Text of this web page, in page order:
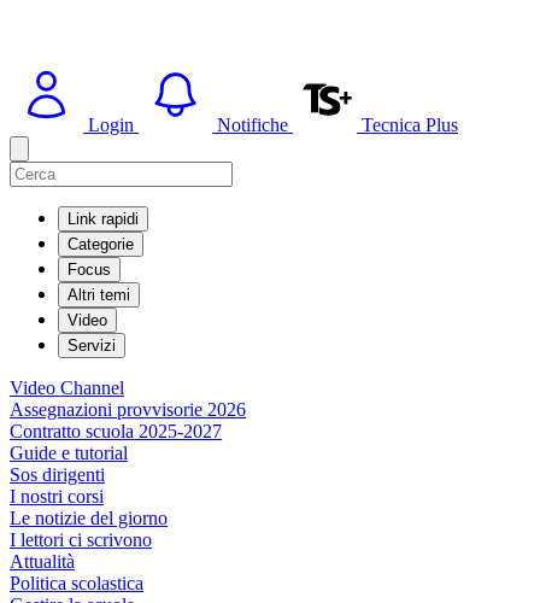
Login Notifiche Tecnica Plus
Link rapidi
Categorie
Focus
Altri temi
Video
Servizi
Video Channel
Assegnazioni provvisorie 2026
Contratto scuola 2025-2027
Guide e tutorial
Sos dirigenti
I nostri corsi
Le notizie del giorno
I lettori ci scrivono
Attualità
Politica scolastica